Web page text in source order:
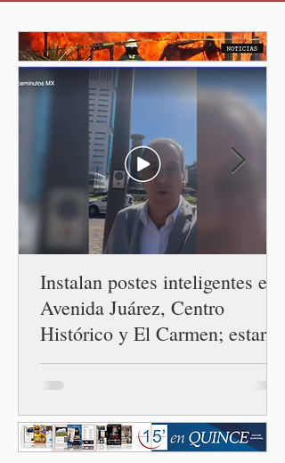
este jueves la detención
del exgobernador de
Guerrero, Ángel "N", por su
presunta participación en
el ocultamiento de
evidencias relacionadas con
la desaparición de los 43
estudiantes de la Escuela
Normal Rural "Raúl Isidro
Burgos" de Ayotzinapa. A
través
Instalan postes inteligentes en
Avenida Juárez, Centro
Histórico y El Carmen; estarán
conectados al C5i